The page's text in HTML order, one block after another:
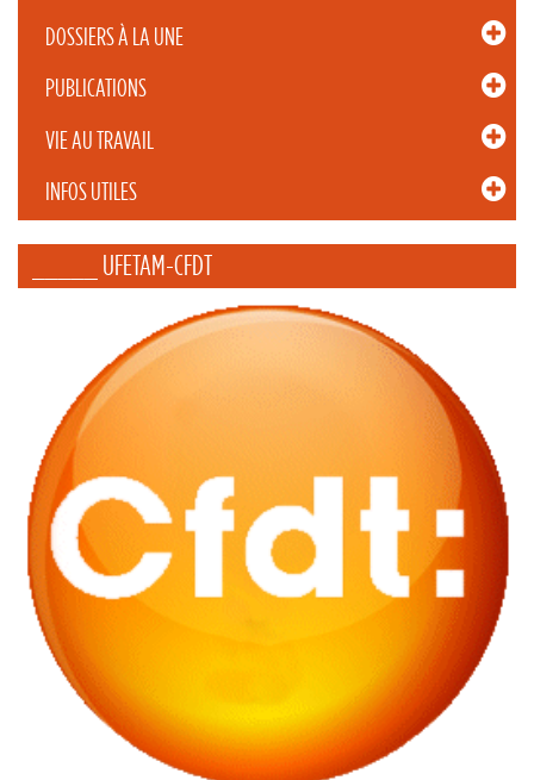
DOSSIERS À LA UNE
PUBLICATIONS
VIE AU TRAVAIL
INFOS UTILES
_____ UFETAM-CFDT